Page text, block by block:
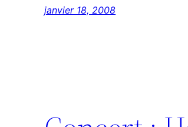
janvier 18, 2008